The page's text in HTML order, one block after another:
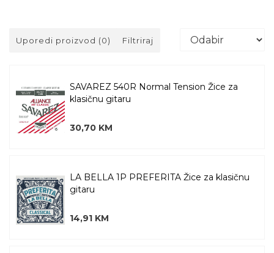
Uporedi proizvod (0) Filtriraj
SAVAREZ 540R Normal Tension Žice za
klasičnu gitaru
30,70 KM
LA BELLA 1P PREFERITA Žice za klasičnu
gitaru
14,91 KM